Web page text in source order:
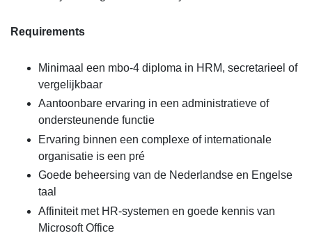
Requirements
Minimaal een mbo-4 diploma in HRM, secretarieel of
vergelijkbaar
Aantoonbare ervaring in een administratieve of
ondersteunende functie
Ervaring binnen een complexe of internationale
organisatie is een pré
Goede beheersing van de Nederlandse en Engelse
taal
Affiniteit met HR-systemen en goede kennis van
Microsoft Office